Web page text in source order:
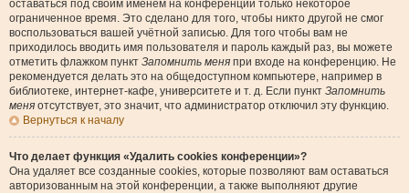
оставаться под своим именем на конференции только некоторое
ограниченное время. Это сделано для того, чтобы никто другой не смог
воспользоваться вашей учётной записью. Для того чтобы вам не
приходилось вводить имя пользователя и пароль каждый раз, вы можете
отметить флажком пункт Запомнить меня при входе на конференцию. Не
рекомендуется делать это на общедоступном компьютере, например в
библиотеке, интернет-кафе, университете и т. д. Если пункт Запомнить
меня отсутствует, это значит, что администратор отключил эту функцию.
Вернуться к началу
Что делает функция «Удалить cookies конференции»?
Она удаляет все созданные cookies, которые позволяют вам оставаться
авторизованным на этой конференции, а также выполняют другие